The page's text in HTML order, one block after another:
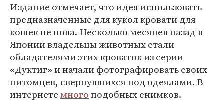
Издание отмечает, что идея использовать
предназначенные для кукол кровати для
кошек не нова. Несколько месяцев назад в
Японии владельцы животных стали
обладателями этих кроваток из серии
«Дуктиг» и начали фотографировать своих
питомцев, свернувшихся под одеялами. В
интернетемногоподобных снимков.